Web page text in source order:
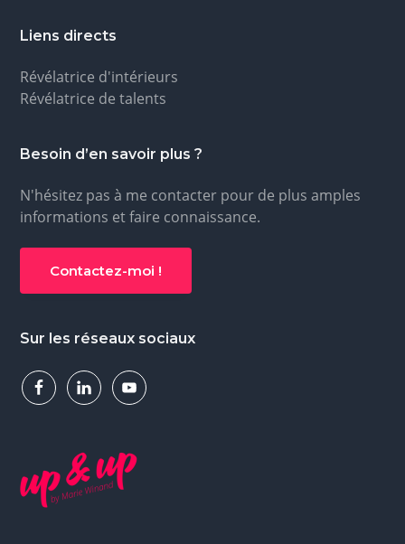
Liens directs
Révélatrice d'intérieurs
Révélatrice de talents
Besoin d’en savoir plus ?
N'hésitez pas à me contacter pour de plus amples
informations et faire connaissance.
Contactez-moi !
Sur les réseaux sociaux